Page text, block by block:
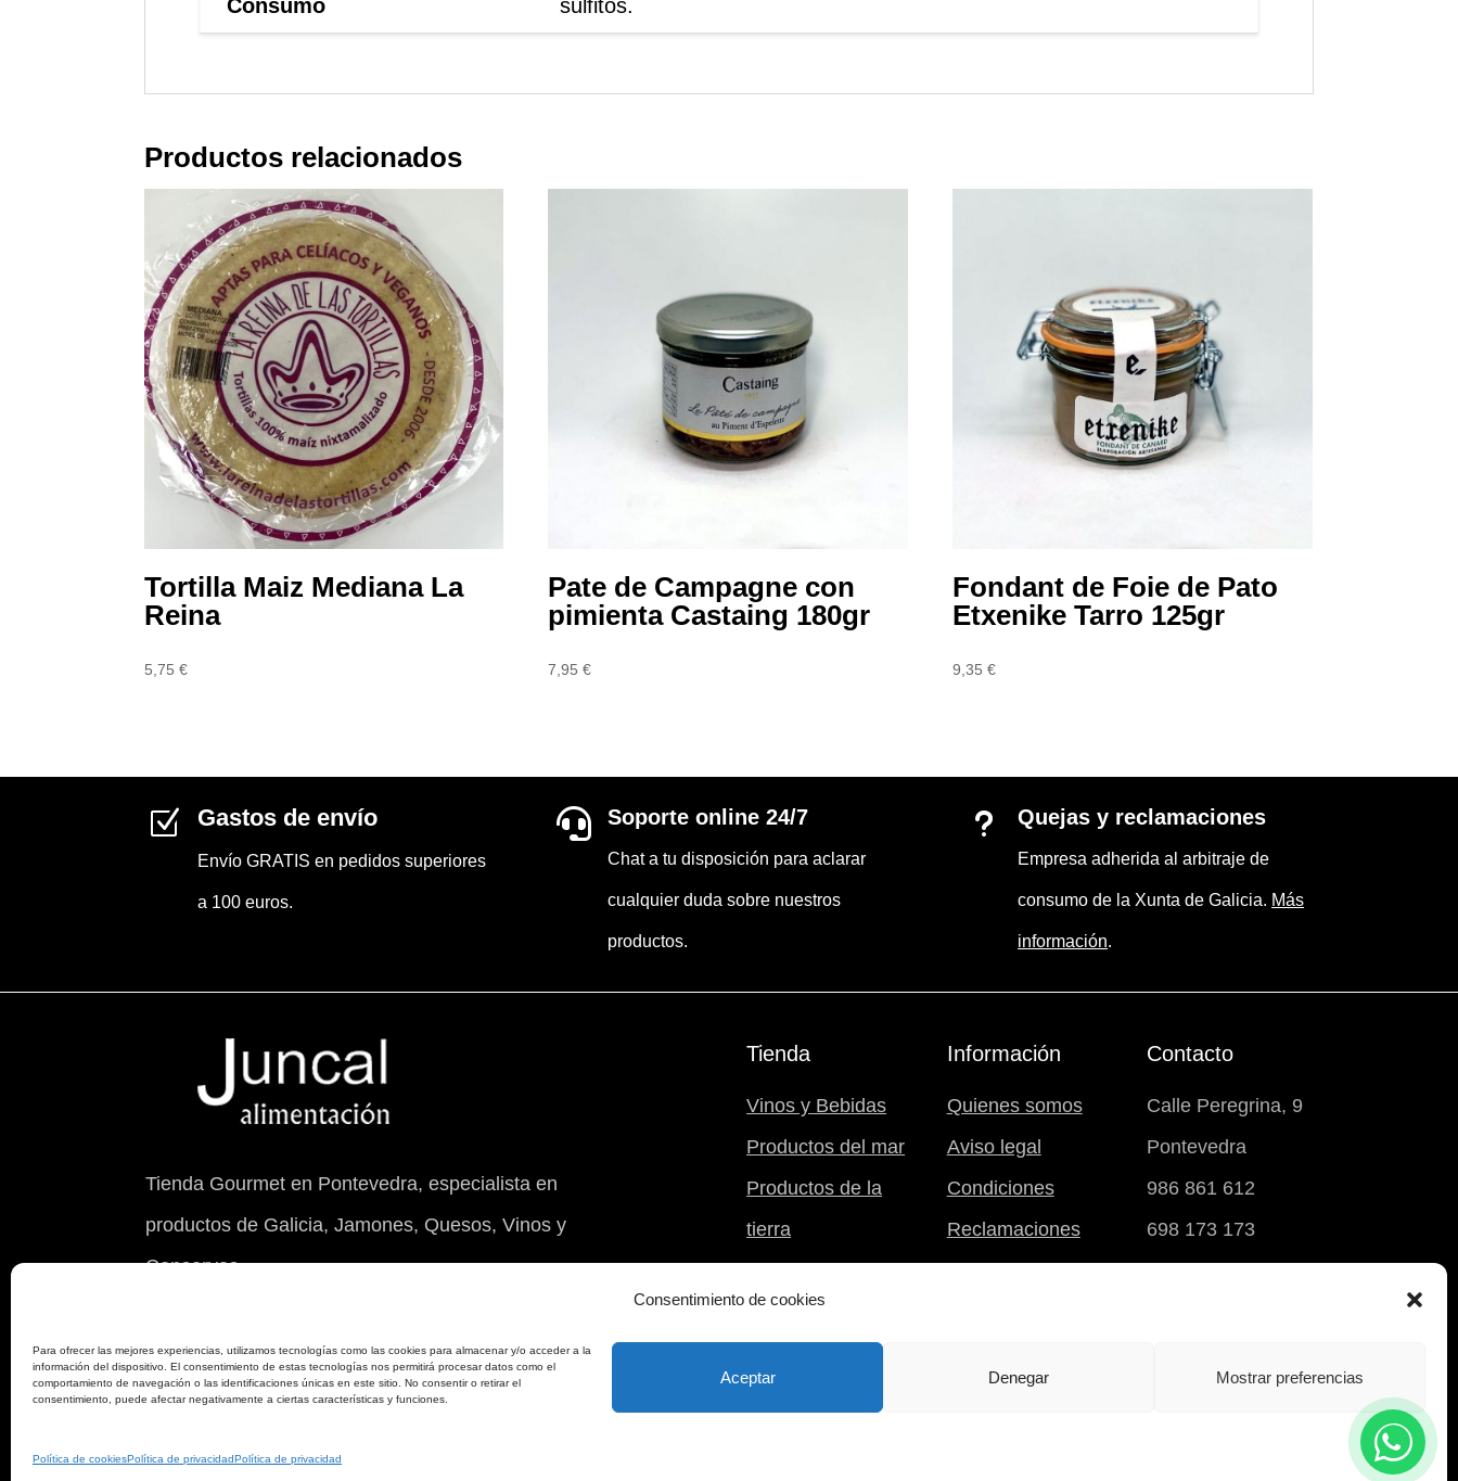
Consentimiento de cookies
Para ofrecer las mejores experiencias, utilizamos tecnologías como las cookies para almacenar y/o acceder a la
información del dispositivo. El consentimiento de estas tecnologías nos permitirá procesar datos como el
comportamiento de navegación o las identificaciones únicas en este sitio. No consentir o retirar el
consentimiento, puede afectar negativamente a ciertas características y funciones.
Aceptar Denegar Mostrar preferencias
Política de cookiesPolítica de privacidadPolítica de privacidad
Consumo
sulfitos.
Productos relacionados
Tortilla Maiz Mediana La
Reina
5,75 €
Pate de Campagne con
pimienta Castaing 180gr
7,95€
Fondant de Foie de Pato
Etxenike Tarro 125gr
9,35 €
Z Gastos de envío
Envío GRATIS en pedidos superiores
a 100 euros.
 Soporte online 24/7
Chat a tu disposición para aclarar
cualquier duda sobre nuestros
productos.
u Quejas y reclamaciones
Empresa adherida al arbitraje de
consumo de la Xunta de Galicia. Más
información.
Tienda Gourmet en Pontevedra, especialista en
productos de Galicia, Jamones, Quesos, Vinos y
Conservas.
Tienda
Vinos y Bebidas
Productos del mar
Productos de la
tierra
Postres
Nuestra despensa
Información
Quienes somos
Aviso legal
Condiciones
Reclamaciones
Mi carrito
Contacto
Calle Peregrina, 9
Pontevedra
986 861 612
698 173 173